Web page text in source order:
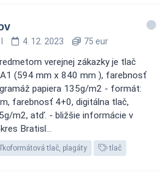
4. 12. 2023 75 eur
verejnej zákazky je tlač
(594 mm x 840 mm ), farebnosť
papiera 135g/m2 - formát:
farebnosť 4+0, digitálna tlač,
m2, atď. - bližšie informácie v
Bratisl...
tlač, plagáty tlač